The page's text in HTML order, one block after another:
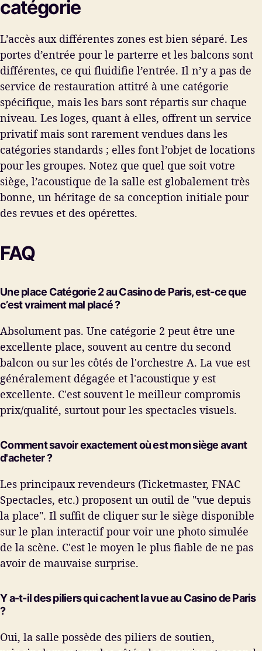
catégorie
L’accès aux différentes zones est bien séparé. Les
portes d’entrée pour le parterre et les balcons sont
différentes, ce qui fluidifie l’entrée. Il n’y a pas de
service de restauration attitré à une catégorie
spécifique, mais les bars sont répartis sur chaque
niveau. Les loges, quant à elles, offrent un service
privatif mais sont rarement vendues dans les
catégories standards ; elles font l’objet de locations
pour les groupes. Notez que quel que soit votre
siège, l’acoustique de la salle est globalement très
bonne, un héritage de sa conception initiale pour
des revues et des opérettes.
FAQ
Une place Catégorie 2 au Casino de Paris, est-ce que
c’est vraiment mal placé ?
Absolument pas. Une catégorie 2 peut être une
excellente place, souvent au centre du second
balcon ou sur les côtés de l'orchestre A. La vue est
généralement dégagée et l'acoustique y est
excellente. C'est souvent le meilleur compromis
prix/qualité, surtout pour les spectacles visuels.
Comment savoir exactement où est mon siège avant
d'acheter ?
Les principaux revendeurs (Ticketmaster, FNAC
Spectacles, etc.) proposent un outil de "vue depuis
la place". Il suffit de cliquer sur le siège disponible
sur le plan interactif pour voir une photo simulée
de la scène. C'est le moyen le plus fiable de ne pas
avoir de mauvaise surprise.
Y a-t-il des piliers qui cachent la vue au Casino de Paris
?
Oui, la salle possède des piliers de soutien,